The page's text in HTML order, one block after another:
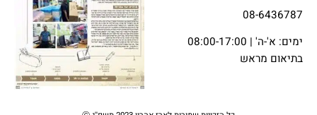
08-6436787
ימים: א'-ה' | 08:00-17:00
בתיאום מראש